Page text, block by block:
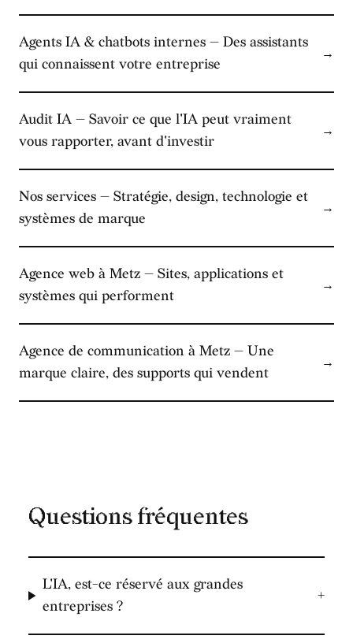
Agents IA & chatbots internes — Des assistants
qui connaissent votre entreprise
→
Audit IA — Savoir ce que l'IA peut vraiment
vous rapporter, avant d'investir
→
Nos services — Stratégie, design, technologie et
systèmes de marque
→
Agence web à Metz — Sites, applications et
systèmes qui performent
→
Agence de communication à Metz — Une
marque claire, des supports qui vendent
→
Questions fréquentes
L'IA, est-ce réservé aux grandes
entreprises ?
+